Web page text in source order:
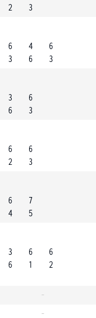
2
3
6
3
4
6
6
3
3
6
6
3
6
2
6
3
6
4
7
5
3
6
6
1
6
2
-
-